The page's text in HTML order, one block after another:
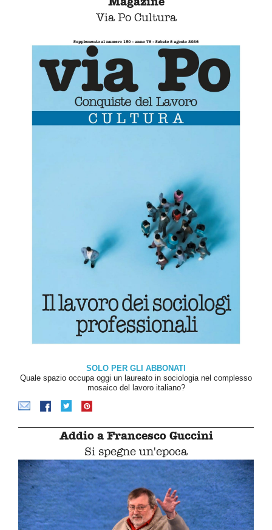
Via Po Cultura
SOLO PER GLI ABBONATI
Quale spazio occupa oggi un laureato in sociologia nel complesso
mosaico del lavoro italiano?
Addio a Francesco Guccini
Si spegne un'epoca